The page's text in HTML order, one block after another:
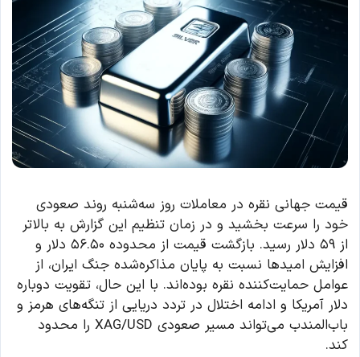
قیمت جهانی نقره در معاملات روز سه‌شنبه روند صعودی
خود را سرعت بخشید و در زمان تنظیم این گزارش به بالاتر
از ۵۹ دلار رسید. بازگشت قیمت از محدوده ۵۶.۵۰ دلار و
افزایش امیدها نسبت به پایان مذاکره‌شده جنگ ایران، از
عوامل حمایت‌کننده نقره بوده‌اند. با این حال، تقویت دوباره
دلار آمریکا و ادامه اختلال در تردد دریایی از تنگه‌های هرمز و
باب‌المندب می‌تواند مسیر صعودی XAG/USD را محدود
کند.